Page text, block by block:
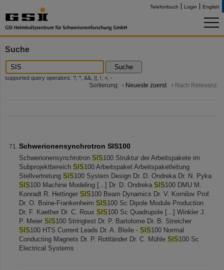
Telefonbuch Login English
Suche
Suche
supported query operators: ?, *, &&, ||, !, +, -
Sortierung: Neueste zuerst Nach Relevanz
Schwerionensynchrotron SIS100
Schwerionensynchrotron SIS100 Struktur der Arbeitspakete im
Subprojektbereich SIS100 Arbeitspaket Arbeitspaketleitung
Stellvertretung SIS100 System Design Dr. D. Ondreka Dr. N. Pyka
SIS100 Machine Modeling [...] Dr. D. Ondreka SIS100 DMU M.
Konradt R. Hettinger SIS100 Beam Dynamics Dr. V. Kornilov Prof.
Dr. O. Boine-Frankenheim SIS100 Sc Dipole Module Production
Dr. F. Kaether Dr. C. Roux SIS100 Sc Quadrupole [...] Winkler J.
P. Meier SIS100 Stringtest Dr. P. Bartolome Dr. B. Streicher
SIS100 HTS Current Leads Dr. A. Bleile - SIS100 Normal
Conducting Magnets Dr. P. Rottländer Dr. C. Mühle SIS100 Sc
Electrical Systems